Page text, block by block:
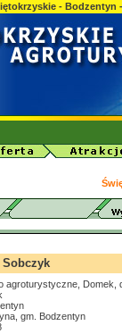
- Bodzentyn
agroturystyczne, Domek,
gm. Bodzentyn